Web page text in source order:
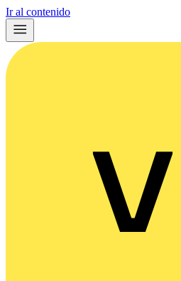
Ir al contenido